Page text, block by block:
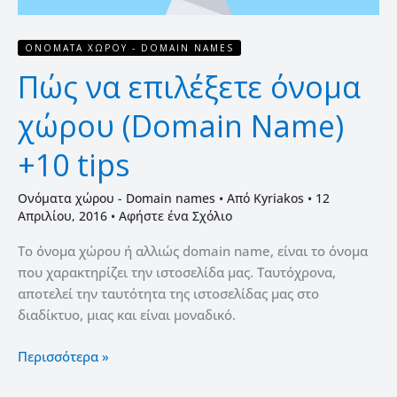
ΟΝΌΜΑΤΑ ΧΏΡΟΥ - DOMAIN NAMES
Πώς να επιλέξετε όνομα
χώρου (Domain Name)
+10 tips
Ονόματα χώρου - Domain names • Από Kyriakos • 12
Απριλίου, 2016 • Αφήστε ένα Σχόλιο
Το όνομα χώρου ή αλλιώς domain name, είναι το όνομα
που χαρακτηρίζει την ιστοσελίδα μας. Ταυτόχρονα,
αποτελεί την ταυτότητα της ιστοσελίδας μας στο
διαδίκτυο, μιας και είναι μοναδικό.
Περισσότερα »